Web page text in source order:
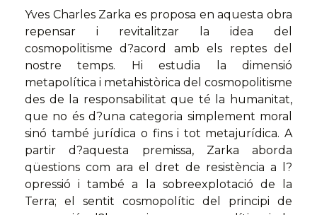
Yves Charles Zarka es proposa en aquesta obra
repensar i revitalitzar la idea del
cosmopolitisme d?acord amb els rep­tes del
nostre temps. Hi estudia la dimensió
metapolítica i metahistòrica del cosmopolitisme
des de la responsabilitat que té la humanitat,
que no és d?una categoria simplement moral
sinó també jurídica o fins i tot metajurídica. A
par­tir d?aquesta premissa, Zarka aborda
qüestions com ara el dret de resistència a l?
opressió i també a la sobreexplotació de la
Terra; el sentit cosmopolític del principi de